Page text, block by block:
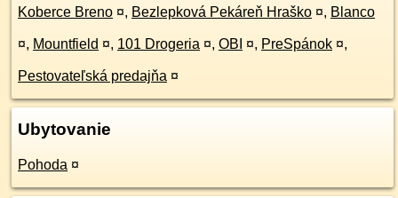
Koberce Breno ¤, Bezlepková Pekáreň Hraško ¤, Blanco
¤, Mountfield ¤, 101 Drogeria ¤, OBI ¤, PreSpánok ¤,
Pestovateľská predajňa ¤
Ubytovanie
Pohoda ¤